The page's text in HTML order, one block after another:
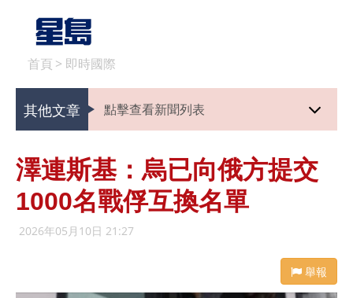
首頁 > 即時國際
其他文章 點擊查看新聞列表
澤連斯基：烏已向俄方提交
1000名戰俘互換名單
2026年05月10日 21:27
舉報